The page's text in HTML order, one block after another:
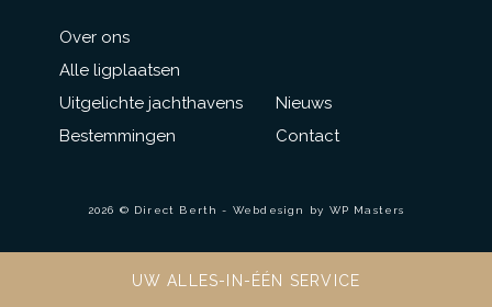
Over ons
Alle ligplaatsen
Uitgelichte jachthavens
Bestemmingen
Nieuws
Contact
2026 © Direct Berth - Webdesign by WP Masters
UW ALLES-IN-ÉÉN SERVICE